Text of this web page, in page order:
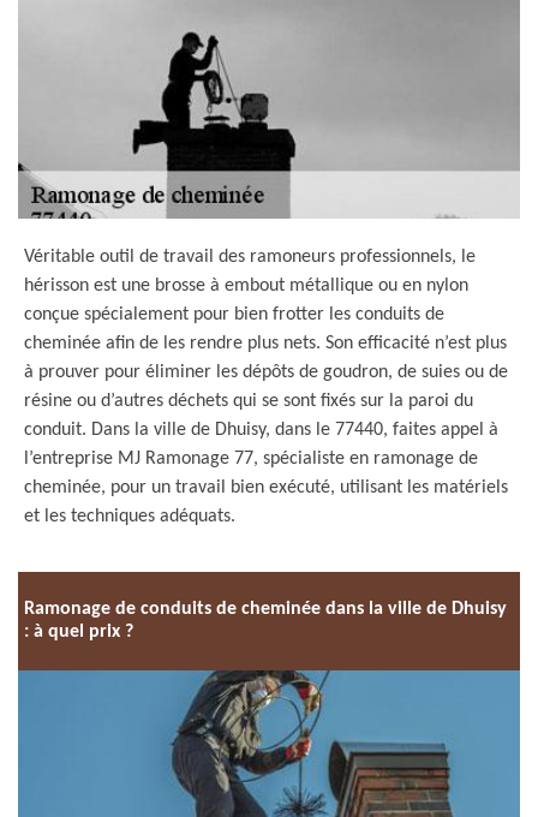
Véritable outil de travail des ramoneurs professionnels, le
hérisson est une brosse à embout métallique ou en nylon
conçue spécialement pour bien frotter les conduits de
cheminée afin de les rendre plus nets. Son efficacité n’est plus
à prouver pour éliminer les dépôts de goudron, de suies ou de
résine ou d’autres déchets qui se sont fixés sur la paroi du
conduit. Dans la ville de Dhuisy, dans le 77440, faites appel à
l’entreprise MJ Ramonage 77, spécialiste en ramonage de
cheminée, pour un travail bien exécuté, utilisant les matériels
et les techniques adéquats.
Ramonage de conduits de cheminée dans la ville de Dhuisy
: à quel prix ?